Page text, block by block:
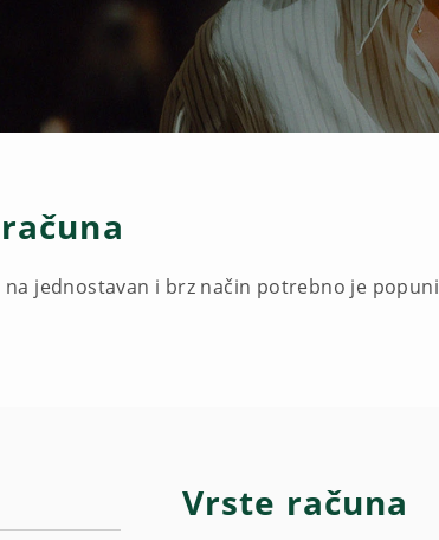
na jednostavan i brz način potrebno je
Vrste računa